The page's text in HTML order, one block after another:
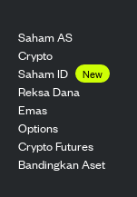
Saham AS
Crypto
Saham ID
New
Reksa Dana
Emas
Options
Crypto Futures
Bandingkan Aset